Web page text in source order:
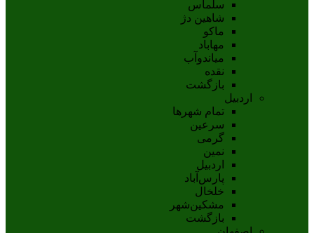
سلماس
شاهين دژ
ماکو
مهاباد
مياندوآب
نقده
بازگشت
اردبیل
تمام شهر‌ها
سرعین
گرمی
نمین
اردبيل
پارس‌آباد
خلخال
مشکين‌شهر
بازگشت